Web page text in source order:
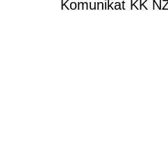
Komunikat KK